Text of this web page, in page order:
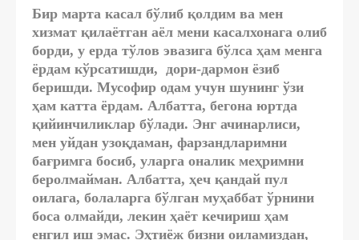
Бир марта касал бўлиб қолдим ва мен
хизмат қилаётган аёл мени касалхонага олиб
борди, у ерда тўлов эвазига бўлса ҳам менга
ёрдам кўрсатишди, дори-дармон ёзиб
беришди. Мусофир одам учун шунинг ўзи
ҳам катта ёрдам. Албатта, бегона юртда
қийинчиликлар бўлади. Энг ачинарлиси,
мен уйдан узоқдаман, фарзандларимни
бағримга босиб, уларга оналик меҳримни
беролмайман. Албатта, ҳеч қандай пул
оилага, болаларга бўлган муҳаббат ўрнини
боса олмайди, лекин ҳаёт кечириш ҳам
енгил иш эмас. Эҳтиёж бизни оиламиздан,